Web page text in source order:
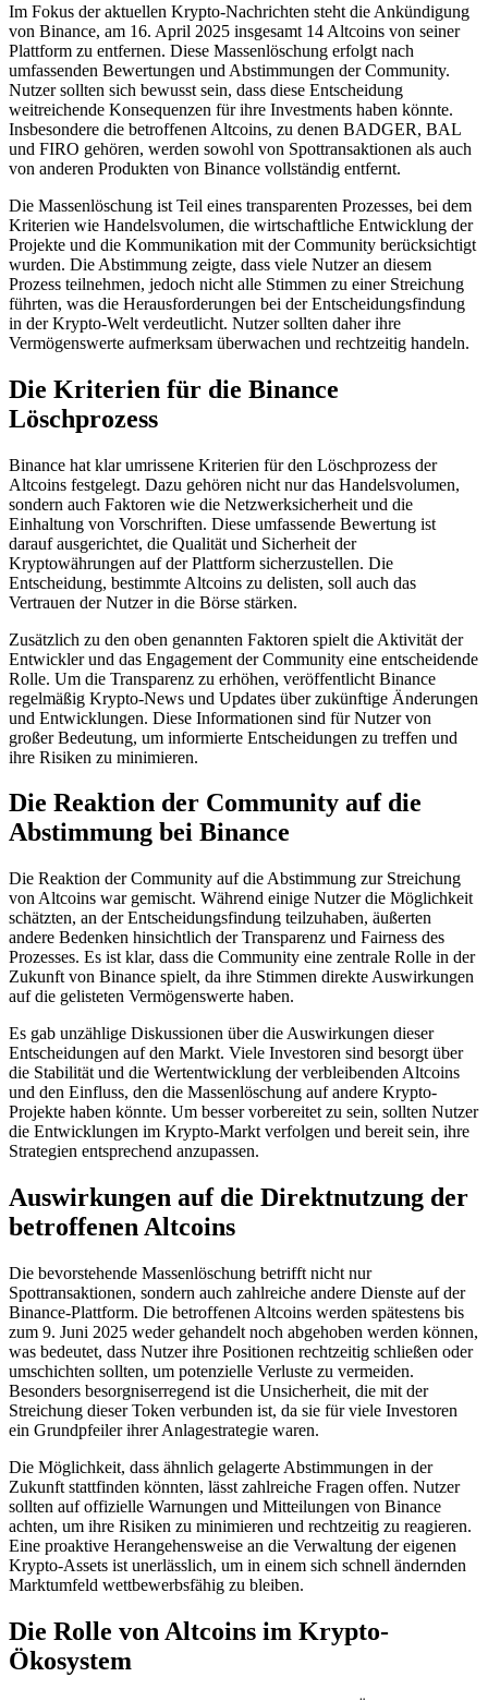
Im Fokus der aktuellen Krypto-Nachrichten steht die Ankündigung
von Binance, am 16. April 2025 insgesamt 14 Altcoins von seiner
Plattform zu entfernen. Diese Massenlöschung erfolgt nach
umfassenden Bewertungen und Abstimmungen der Community.
Nutzer sollten sich bewusst sein, dass diese Entscheidung
weitreichende Konsequenzen für ihre Investments haben könnte.
Insbesondere die betroffenen Altcoins, zu denen BADGER, BAL
und FIRO gehören, werden sowohl von Spottransaktionen als auch
von anderen Produkten von Binance vollständig entfernt.
Die Massenlöschung ist Teil eines transparenten Prozesses, bei dem
Kriterien wie Handelsvolumen, die wirtschaftliche Entwicklung der
Projekte und die Kommunikation mit der Community berücksichtigt
wurden. Die Abstimmung zeigte, dass viele Nutzer an diesem
Prozess teilnehmen, jedoch nicht alle Stimmen zu einer Streichung
führten, was die Herausforderungen bei der Entscheidungsfindung
in der Krypto-Welt verdeutlicht. Nutzer sollten daher ihre
Vermögenswerte aufmerksam überwachen und rechtzeitig handeln.
Die Kriterien für die Binance
Löschprozess
Binance hat klar umrissene Kriterien für den Löschprozess der
Altcoins festgelegt. Dazu gehören nicht nur das Handelsvolumen,
sondern auch Faktoren wie die Netzwerksicherheit und die
Einhaltung von Vorschriften. Diese umfassende Bewertung ist
darauf ausgerichtet, die Qualität und Sicherheit der
Kryptowährungen auf der Plattform sicherzustellen. Die
Entscheidung, bestimmte Altcoins zu delisten, soll auch das
Vertrauen der Nutzer in die Börse stärken.
Zusätzlich zu den oben genannten Faktoren spielt die Aktivität der
Entwickler und das Engagement der Community eine entscheidende
Rolle. Um die Transparenz zu erhöhen, veröffentlicht Binance
regelmäßig Krypto-News und Updates über zukünftige Änderungen
und Entwicklungen. Diese Informationen sind für Nutzer von
großer Bedeutung, um informierte Entscheidungen zu treffen und
ihre Risiken zu minimieren.
Die Reaktion der Community auf die
Abstimmung bei Binance
Die Reaktion der Community auf die Abstimmung zur Streichung
von Altcoins war gemischt. Während einige Nutzer die Möglichkeit
schätzten, an der Entscheidungsfindung teilzuhaben, äußerten
andere Bedenken hinsichtlich der Transparenz und Fairness des
Prozesses. Es ist klar, dass die Community eine zentrale Rolle in der
Zukunft von Binance spielt, da ihre Stimmen direkte Auswirkungen
auf die gelisteten Vermögenswerte haben.
Es gab unzählige Diskussionen über die Auswirkungen dieser
Entscheidungen auf den Markt. Viele Investoren sind besorgt über
die Stabilität und die Wertentwicklung der verbleibenden Altcoins
und den Einfluss, den die Massenlöschung auf andere Krypto-
Projekte haben könnte. Um besser vorbereitet zu sein, sollten Nutzer
die Entwicklungen im Krypto-Markt verfolgen und bereit sein, ihre
Strategien entsprechend anzupassen.
Auswirkungen auf die Direktnutzung der
betroffenen Altcoins
Die bevorstehende Massenlöschung betrifft nicht nur
Spottransaktionen, sondern auch zahlreiche andere Dienste auf der
Binance-Plattform. Die betroffenen Altcoins werden spätestens bis
zum 9. Juni 2025 weder gehandelt noch abgehoben werden können,
was bedeutet, dass Nutzer ihre Positionen rechtzeitig schließen oder
umschichten sollten, um potenzielle Verluste zu vermeiden.
Besonders besorgniserregend ist die Unsicherheit, die mit der
Streichung dieser Token verbunden ist, da sie für viele Investoren
ein Grundpfeiler ihrer Anlagestrategie waren.
Die Möglichkeit, dass ähnlich gelagerte Abstimmungen in der
Zukunft stattfinden könnten, lässt zahlreiche Fragen offen. Nutzer
sollten auf offizielle Warnungen und Mitteilungen von Binance
achten, um ihre Risiken zu minimieren und rechtzeitig zu reagieren.
Eine proaktive Herangehensweise an die Verwaltung der eigenen
Krypto-Assets ist unerlässlich, um in einem sich schnell ändernden
Marktumfeld wettbewerbsfähig zu bleiben.
Die Rolle von Altcoins im Krypto-
Ökosystem